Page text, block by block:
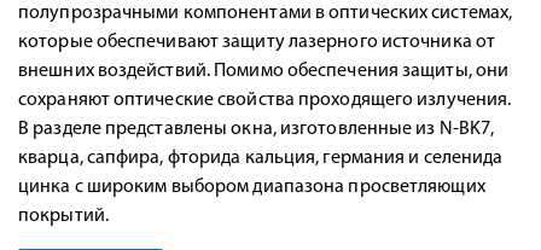
полупрозрачными компонентами в оптических системах,
которые обеспечивают защиту лазерного источника от
внешних воздействий. Помимо обеспечения защиты, они
сохраняют оптические свойства проходящего излучения.
В разделе представлены окна, изготовленные из N-BK7,
кварца, сапфира, фторида кальция, германия и селенида
цинка с широким выбором диапазона просветляющих
покрытий.